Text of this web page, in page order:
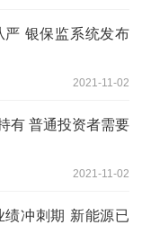
严 银保监系统发布
2021-11-02
有 普通投资者需要
2021-11-02
冲刺期 新能源已